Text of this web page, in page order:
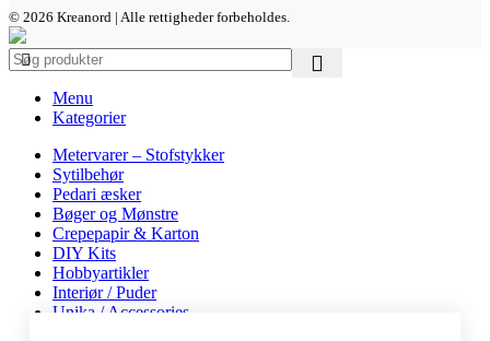
© 2026 Kreanord | Alle rettigheder forbeholdes.
Menu
Kategorier
Metervarer – Stofstykker
Sytilbehør
Pedari æsker
Bøger og Mønstre
Crepepapir & Karton
DIY Kits
Hobbyartikler
Interiør / Puder
Unika / Accessories